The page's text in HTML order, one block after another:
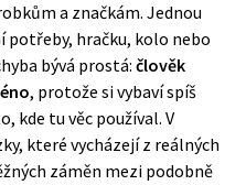
a značkám. Jednou
potřeby, hračku, kolo nebo
bývá prostá: člověk
, protože si vybaví spíš
kde tu věc používal. V
které vycházejí z reálných
záměn mezi podobně